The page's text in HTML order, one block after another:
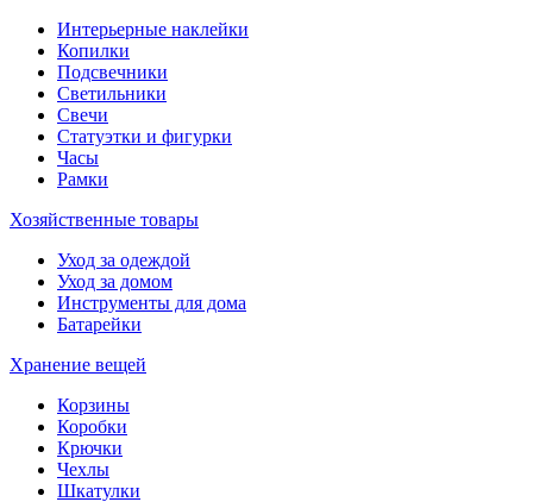
Интерьерные наклейки
Копилки
Подсвечники
Светильники
Свечи
Статуэтки и фигурки
Часы
Рамки
Хозяйственные товары
Уход за одеждой
Уход за домом
Инструменты для дома
Батарейки
Хранение вещей
Корзины
Коробки
Крючки
Чехлы
Шкатулки